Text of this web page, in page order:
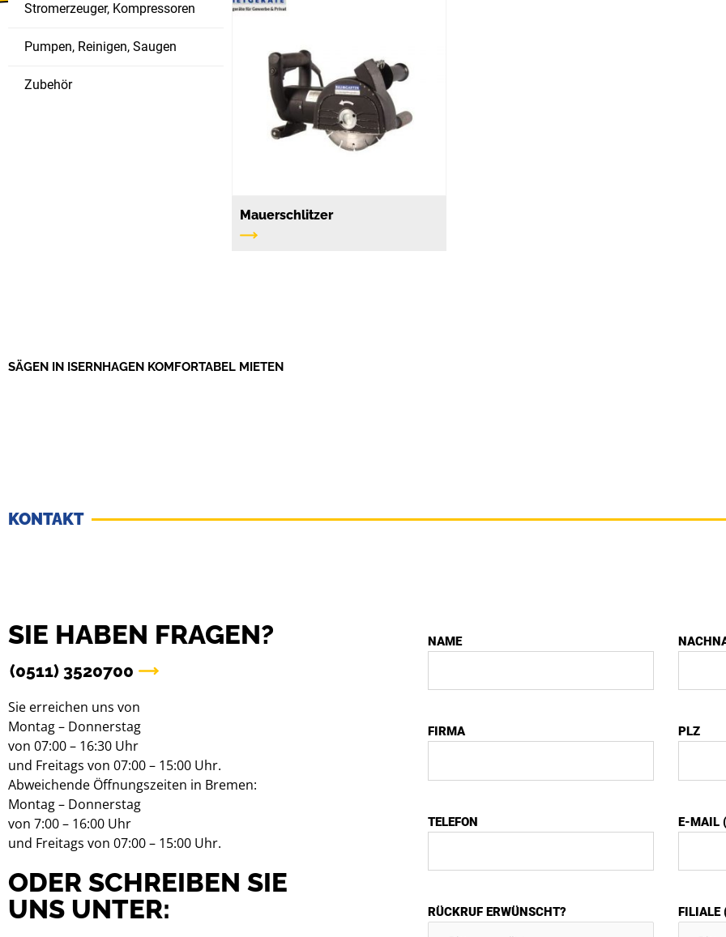
Stromerzeuger, Kompressoren
Pumpen, Reinigen, Saugen
Zubehör
Mauerschlitzer
SÄGEN IN ISERNHAGEN KOMFORTABEL MIETEN
KONTAKT
SIE HABEN FRAGEN?
(0511) 3520700
Sie erreichen uns von
Montag – Donnerstag
von 07:00 – 16:30 Uhr
und Freitags von 07:00 – 15:00 Uhr.
Abweichende Öffnungszeiten in Bremen:
Montag – Donnerstag
von 7:00 – 16:00 Uhr
und Freitags von 07:00 – 15:00 Uhr.
ODER SCHREIBEN SIE
UNS UNTER:
NAME
FIRMA PLZ
TELEFON E-MAIL
RÜCKRUF ERWÜNSCHT? FILIALE